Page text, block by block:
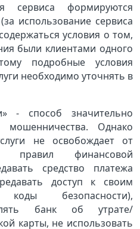
сервиса формируются
использование сервиса
условия о том,
были клиентами одного
подробные условия
необходимо уточнять в
- способ значительно
мошенничества. Однако
не освобождает от
правил финансовой
средство платежа
доступ к своим
безопасности),
банк об утрате/
карты, не использовать